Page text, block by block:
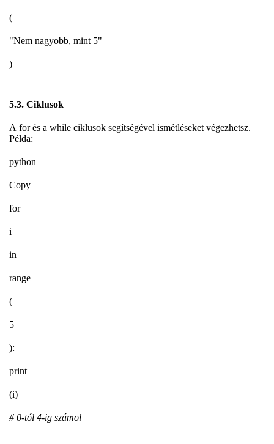
(
"Nem nagyobb, mint 5"
)
5.3. Ciklusok
A for és a while ciklusok segítségével ismétléseket végezhetsz.
Példa:
python
Copy
for
i
in
range
(
5
):
print
(i)
# 0-tól 4-ig számol